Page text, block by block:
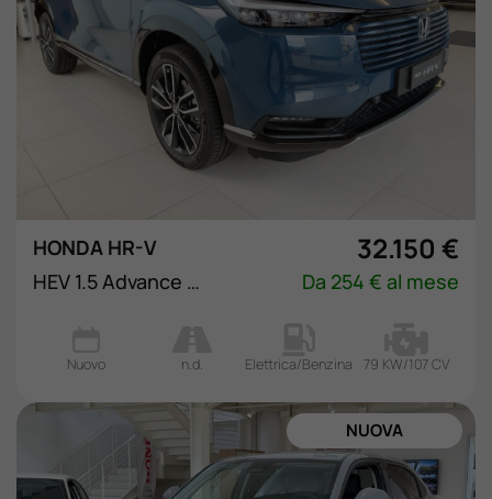
HONDA HR-V 32.150 €
HEV 1.5 Advance eCVT Da 254 € al mese
Nuovo n.d. Elettrica/Benzina 79 KW/107 CV
ORDINABILE